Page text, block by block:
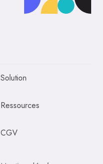
Solution
Ressources
CGV